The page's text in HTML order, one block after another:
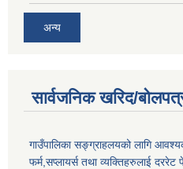
अन्य
सार्वजनिक खरिद/
गाउँपालिका सङ्ग्राहलयको लागि
फर्म,सप्लायर्स तथा व्यक्तिहरुलाई दररेट